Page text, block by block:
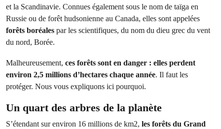
et la Scandinavie. Connues également sous le nom de taïga en
Russie ou de forêt hudsonienne au Canada, elles sont appelées
forêts boréales par les scientifiques, du nom du dieu grec du vent
du nord, Borée.
Malheureusement, ces forêts sont en danger : elles perdent
environ 2,5 millions d’hectares chaque année. Il faut les
protéger. Nous vous expliquons ici pourquoi.
Un quart des arbres de la planète
S’étendant sur environ 16 millions de km2, les forêts du Grand